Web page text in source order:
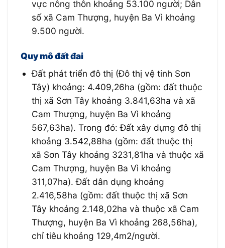
vực nông thôn khoảng 53.100 người; Dân
số xã Cam Thượng, huyện Ba Vì khoảng
9.500 người.
Quy mô đất đai
Đất phát triển đô thị (Đô thị vệ tinh Sơn
Tây) khoảng: 4.409,26ha (gồm: đất thuộc
thị xã Sơn Tây khoảng 3.841,63ha và xã
Cam Thượng, huyện Ba Vì khoảng
567,63ha). Trong đó: Đất xây dựng đô thị
khoảng 3.542,88ha (gồm: đất thuộc thị
xã Sơn Tây khoảng 3231,81ha và thuộc xã
Cam Thượng, huyện Ba Vì khoảng
311,07ha). Đất dân dụng khoảng
2.416,58ha (gồm: đất thuộc thị xã Sơn
Tây khoảng 2.148,02ha và thuộc xã Cam
Thượng, huyện Ba Vì khoảng 268,56ha),
chỉ tiêu khoảng 129,4m2/người.